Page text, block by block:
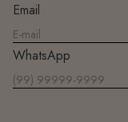
Email
WhatsApp